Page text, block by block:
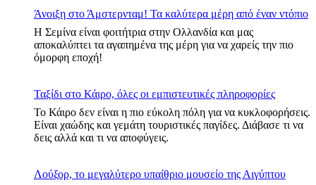
Άνοιξη στο Άμστερνταμ! Τα καλύτερα μέρη από έναν ντόπιο
Η Σεμίνα είναι φοιτήτρια στην Ολλανδία και μας
αποκαλύπτει τα αγαπημένα της μέρη για να χαρείς την πιο
όμορφη εποχή!
Ταξίδι στο Κάιρο, όλες οι εμπιστευτικές πληροφορίες
Το Κάιρο δεν είναι η πιο εύκολη πόλη για να κυκλοφορήσεις.
Είναι χαώδης και γεμάτη τουριστικές παγίδες. Διάβασε τι να
δεις αλλά και τι να αποφύγεις.
Λούξορ, το μεγαλύτερο υπαίθριο μουσείο της Αιγύπτου